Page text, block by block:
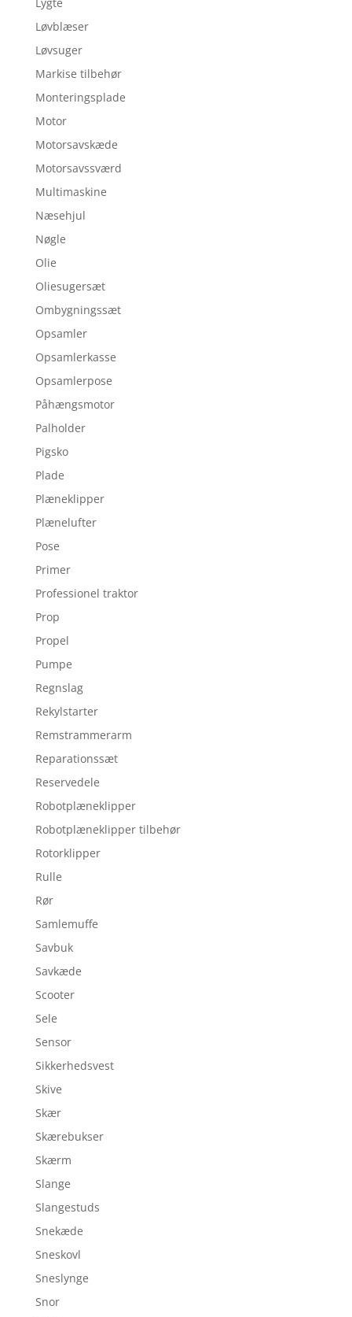
Lygte
Løvblæser
Løvsuger
Markise tilbehør
Monteringsplade
Motor
Motorsavskæde
Motorsavssværd
Multimaskine
Næsehjul
Nøgle
Olie
Oliesugersæt
Ombygningssæt
Opsamler
Opsamlerkasse
Opsamlerpose
Påhængsmotor
Palholder
Pigsko
Plade
Plæneklipper
Plænelufter
Pose
Primer
Professionel traktor
Prop
Propel
Pumpe
Regnslag
Rekylstarter
Remstrammerarm
Reparationssæt
Reservedele
Robotplæneklipper
Robotplæneklipper tilbehør
Rotorklipper
Rulle
Rør
Samlemuffe
Savbuk
Savkæde
Scooter
Sele
Sensor
Sikkerhedsvest
Skive
Skær
Skærebukser
Skærm
Slange
Slangestuds
Snekæde
Sneskovl
Sneslynge
Snor